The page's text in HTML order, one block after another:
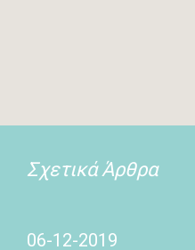
Σχετικά Άρθρα
06-12-2019